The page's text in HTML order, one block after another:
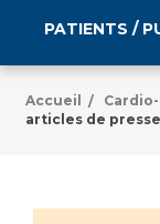
PATIENTS /
Égalité
Accueil /
articles de presse